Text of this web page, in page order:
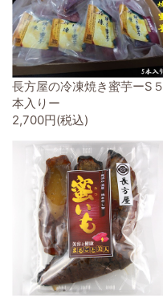
長方屋の冷凍焼き蜜芋ーS５
本入りー
2,700円(税込)